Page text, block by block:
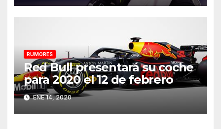
RUMORES
Red Bull presentará su coche
para 2020 el 12 de febrero
ENE 14, 2020